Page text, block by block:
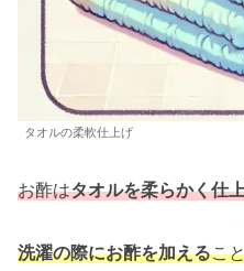
タオルの柔軟仕上げ
お酢はタオルを柔らかく仕
洗濯の際にお酢を加えるこ